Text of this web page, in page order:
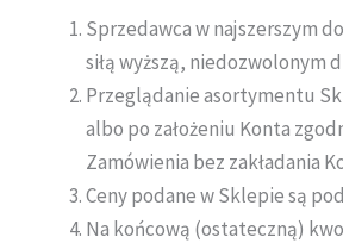
Sprzedawca w najszerszym
siłą wyższą,
Przeglądanie asortymentu
albo po założeniu Konta
Zamówienia bez zakładania
Ceny podane w Sklepie są
Na końcową (ostateczną)